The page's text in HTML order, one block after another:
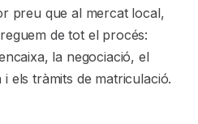
preu que al mercat local,
de tot el procés:
la negociació, el
els tràmits de matriculació.